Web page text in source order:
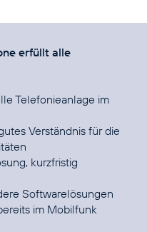
erfüllt alle
Telefonieanlage im
Verständnis für die
kurzfristig
Softwarelösungen
im Mobilfunk